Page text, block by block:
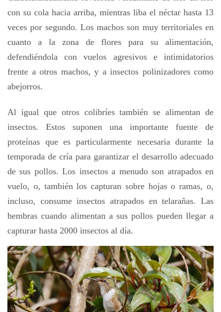
con su cola hacia arriba, mientras liba el néctar hasta 13
veces por segundo. Los machos son muy territoriales en
cuanto a la zona de flores para su alimentación,
defendiéndola con vuelos agresivos e intimidatorios
frente a otros machos, y a insectos polinizadores como
abejorros.
Al igual que otros colibríes también se alimentan de
insectos. Estos suponen una importante fuente de
proteínas que es particularmente necesaria durante la
temporada de cría para garantizar el desarrollo adecuado
de sus pollos. Los insectos a menudo son atrapados en
vuelo, o, también los capturan sobre hojas o ramas, o,
incluso, consume insectos atrapados en telarañas. Las
hembras cuando alimentan a sus pollos pueden llegar a
capturar hasta 2000 insectos al día.